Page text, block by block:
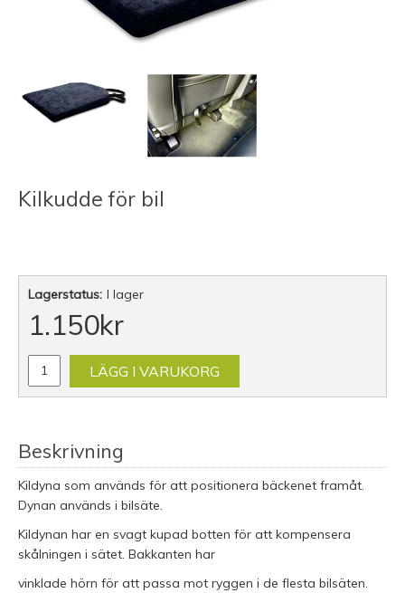
Kilkudde för bil
Lagerstatus: I lager
1.150kr
LÄGG I VARUKORG
Beskrivning
Kildyna som används för att positionera bäckenet framåt.
Dynan används i bilsäte.
Kildynan har en svagt kupad botten för att kompensera
skålningen i sätet. Bakkanten har
vinklade hörn för att passa mot ryggen i de flesta bilsäten.